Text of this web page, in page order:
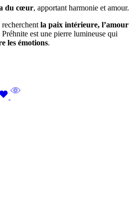
du cœur, apportant harmonie et amour.
la paix intérieure, l’amour
Préhnite est une pierre lumineuse qui
les émotions.